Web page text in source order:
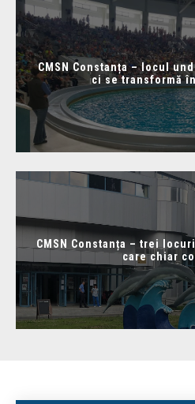
CMSN Constanța – locul
ci se transformă
CMSN Constanța – trei
care chiar